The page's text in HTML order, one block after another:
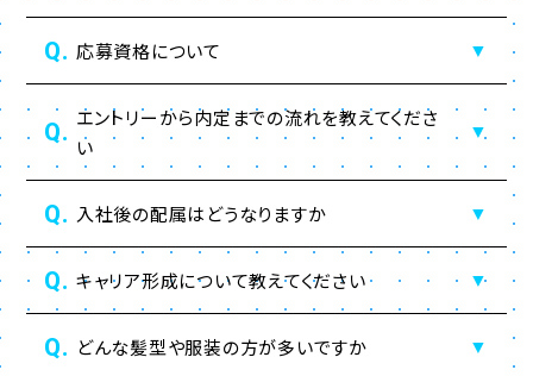
Q. 応募資格について ▼
Q.
エントリーから内定までの流れを教えてくださ
い
▼
Q. 入社後の配属はどうなりますか ▼
Q. キャリア形成について教えてください ▼
Q. どんな髪型や服装の方が多いですか ▼